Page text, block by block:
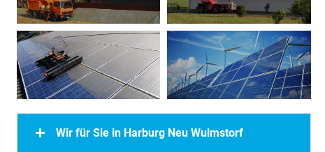
Wir für Sie in Harburg Neu Wulmstorf